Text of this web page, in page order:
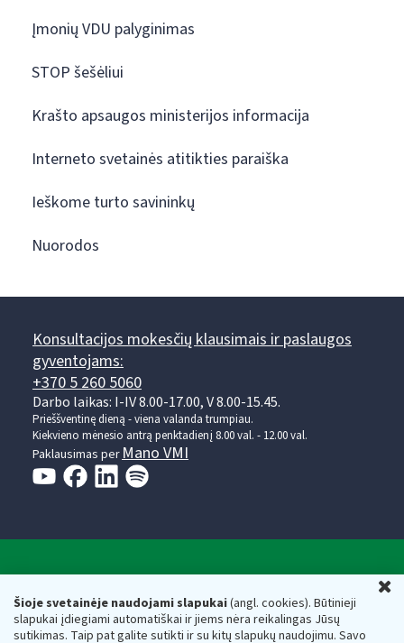
Šioje svetainėje naudojami slapukai(angl. cookies). Būtinieji
slapukai įdiegiami automatiškai ir jiems nėra reikalingas Jūsų
sutikimas. Taip pat galite sutikti ir su kitų slapukų naudojimu. Savo
Įmonių VDU palyginimas
STOP šešėliui
Krašto apsaugos ministerijos informacija
Interneto svetainės atitikties paraiška
Ieškome turto savininkų
Nuorodos
Konsultacijos mokesčių klausimais ir paslaugos
gyventojams:
+370 5 260 5060
Darbo laikas: I-IV 8.00-17.00, V 8.00-15.45.
Prieššventinę dieną - viena valanda trumpiau.
Kiekvieno mėnesio antrą penktadienį 8.00 val. - 12.00 val.
Paklausimas per Mano VMI
Respublikos finansų ministerijos
Biudžetinė įstaiga. Juridinio asmens kodas — 188659752,